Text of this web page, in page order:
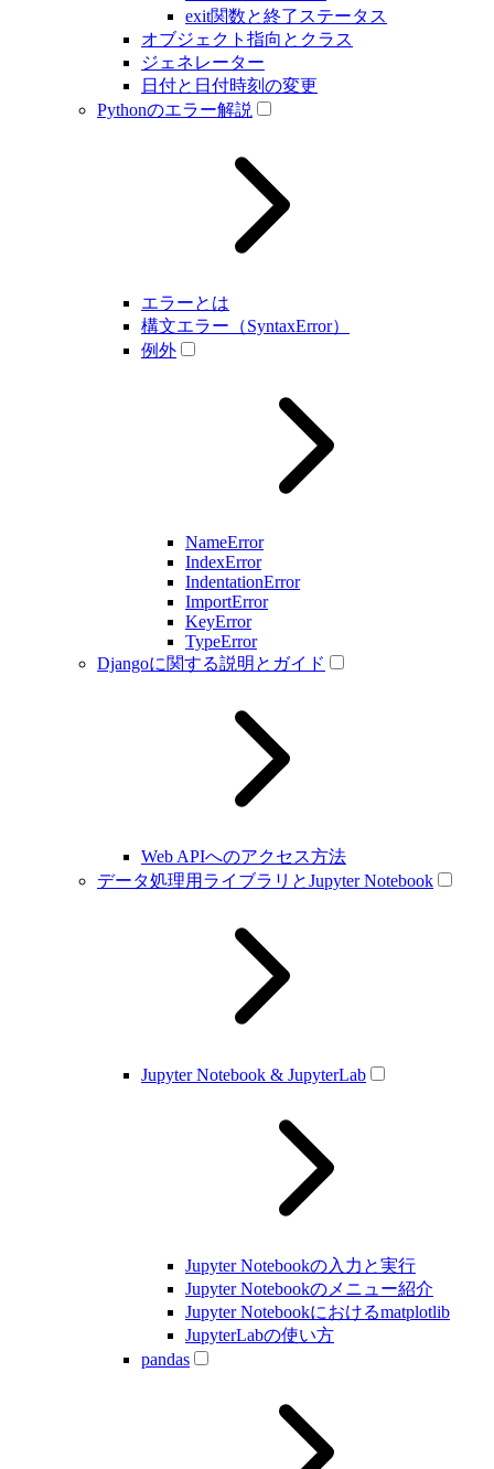
exit関数と終了ステータス
オブジェクト指向とクラス
ジェネレーター
日付と日付時刻の変更
Pythonのエラー解説
エラーとは
構文エラー（SyntaxError）
例外
NameError
IndexError
IndentationError
ImportError
KeyError
TypeError
Djangoに関する説明とガイド
Web APIへのアクセス方法
データ処理用ライブラリとJupyter Notebook
Jupyter Notebook & JupyterLab
Jupyter Notebookの入力と実行
Jupyter Notebookのメニュー紹介
Jupyter Notebookにおけるmatplotlib
JupyterLabの使い方
pandas